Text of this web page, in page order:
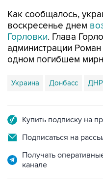
Как сообщалось,
воскресенье днем
Горловки. Глава
администрации
одном погибшем
Украина Донбасс ДНР
Купить подписку на
Подписаться на
Получать
канале